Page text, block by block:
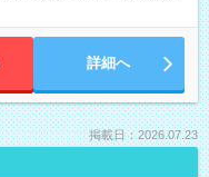
詳細へ
掲載日：2026.07.23